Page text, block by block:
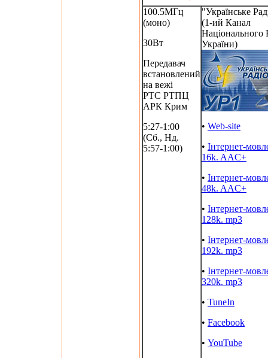
100.5МГц
(моно)
30Вт
Передавач
встановлений
на вежі
РТС РТПЦ
АРК Крим
5:27-1:00
(Сб., Нд.
5:57-1:00)
"Українське
(1-ий Канал
Національного
України)
• Web-site
• Інтернет-
16k. AAC+
• Інтернет-
48k. AAC+
• Інтернет-
128k. mp3
• Інтернет-
192k. mp3
• Інтернет-
320k. mp3
• TuneIn
• Facebook
• YouTube